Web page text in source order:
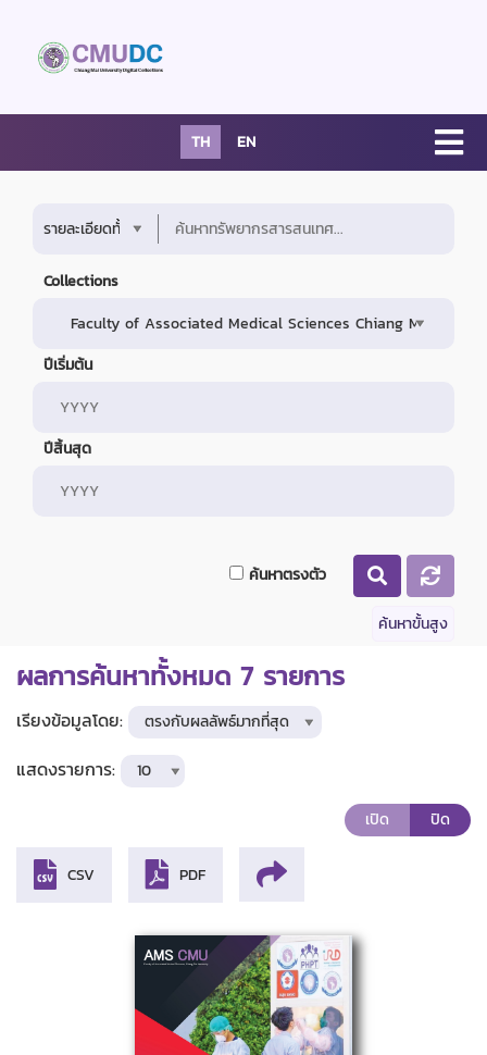
TH EN
Collections
ปีเริ่มต้น
ปีสิ้นสุด
ค้นหาตรงตัว
ค้นหาขั้นสูง
ผลการค้นหาทั้งหมด 7 รายการ
เรียงข้อมูลโดย:
แสดงรายการ:
เปิด ปิด
CSV PDF